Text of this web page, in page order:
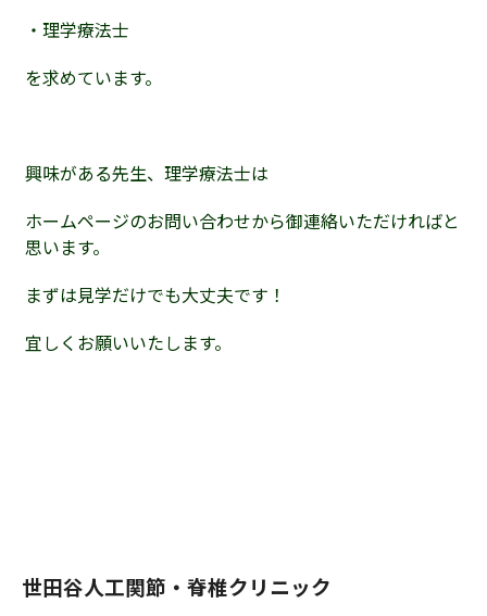
・理学療法士
を求めています。
興味がある先生、理学療法士は
ホームページのお問い合わせから御連絡いただければと
思います。
まずは見学だけでも大丈夫です！
宜しくお願いいたします。
世田谷人工関節・脊椎クリニック